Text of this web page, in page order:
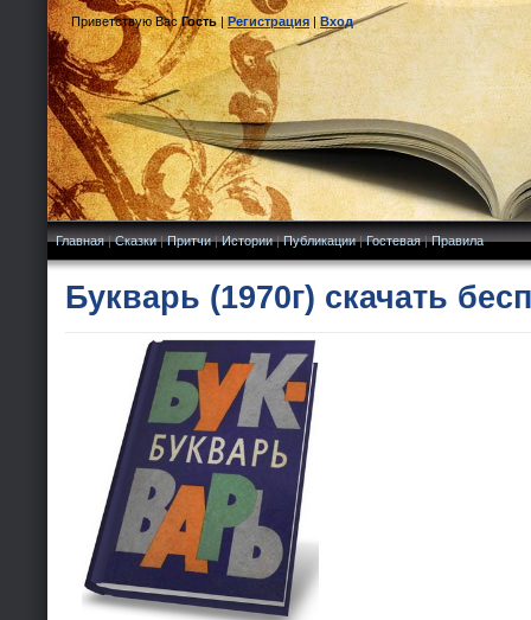
Приветствую Вас Гость|Регистрация|Вход
Главная|Сказки|Притчи|Истории|Публикации|Гостевая|Правила
Букварь (1970г) скачать